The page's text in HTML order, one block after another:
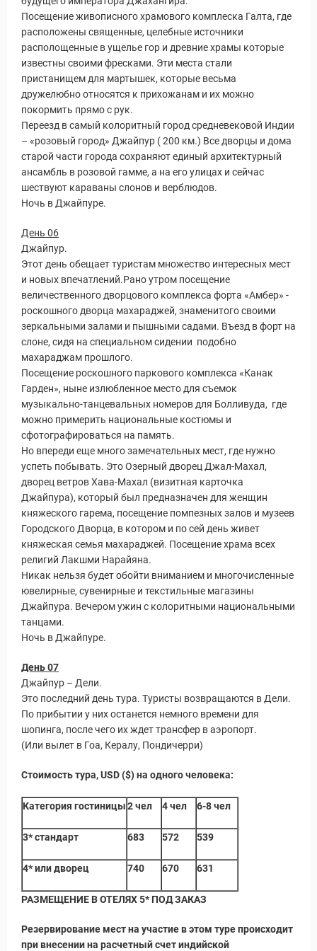
Туры
Статьи
Посещение живописного храмового комплеска Галта, где
расположены священные, целебные источники
располощенные в ущелье гор и древние храмы которые
известны своими фресками. Эти места стали
пристанищем для мартышек, которые весьма
дружелюбно относятся к прихожанам и их можно
покормить прямо с рук.
Переезд в самый колоритный город средневековой Индии
– «розовый город» Джайпур ( 200 км.) Все дворцы и дома
старой части города сохраняют единый архитектурный
ансамбль в розовой гамме, а на его улицах и сейчас
шествуют караваны слонов и верблюдов.
Ночь в Джайпуре.
День 06
Джайпур.
Этот день обещает туристам множество интересных мест
и новых впечатлений.Рано утром посещение
величественного дворцового комплекса форта «Амбер» -
роскошного дворца махараджей, знаменитого своими
зеркальными залами и пышными садами. Въезд в форт на
слоне, сидя на специальном сидении подобно
махараджам прошлого.
Посещение роскошного паркового комплекса «Канак
Гарден», ныне излюбленное место для съемок
музыкально-танцевальных номеров для Болливуда, где
можно примерить национальные костюмы и
сфотографироваться на память.
Но впереди еще много замечательных мест, где нужно
успеть побывать. Это Озерный дворец Джал-Махал,
дворец ветров Хава-Махал (визитная карточка
Джайпура), который был предназначен для женщин
княжеского гарема, посещение помпезных залов и музеев
Городского Дворца, в котором и по сей день живет
княжеская семья махараджей. Посещение храма всех
религий Лакшми Нарайяна.
Никак нельзя будет обойти вниманием и многочисленные
ювелирные, сувенирные и текстильные магазины
Джайпура. Вечером ужин с колоритными национальными
танцами.
Ночь в Джайпуре.
День 07
Джайпур – Дели.
Это последний день тура. Туристы возвращаются в Дели.
По прибытии у них останется немного времени для
шопинга, после чего их ждет трансфер в аэропорт.
(Или вылет в Гоа, Кералу, Пондичерри)
Стоимость тура, USD ($) на одного человека:
Категория гостиницы2 чел 4 чел 6-8 чел
3* стандарт 683 572 539
4* или дворец 740 670 631
РАЗМЕЩЕНИЕ В ОТЕЛЯХ 5* ПОД ЗАКАЗ
Резервирование мест на участие в этом туре происходит
при внесении на расчетный счет индийской